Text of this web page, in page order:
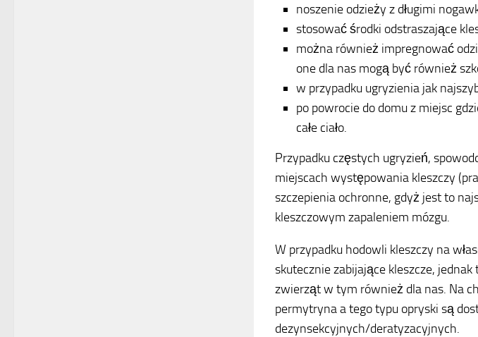
noszenie odzieży z długimi
stosować środki odstraszające
można również impregnować
one dla nas mogą być również
w przypadku ugryzienia jak
po powrocie do domu z miejsc
całe ciało.
Przypadku częstych ugryzień,
miejscach występowania kleszczy
szczepienia ochronne, gdyż jest to
kleszczowym zapaleniem mózgu.
W przypadku hodowli kleszczy na
skutecznie zabijające kleszcze,
zwierząt w tym również dla nas. Na
permytryna a tego typu opryski są
dezynsekcyjnych/deratyzacyjnych.